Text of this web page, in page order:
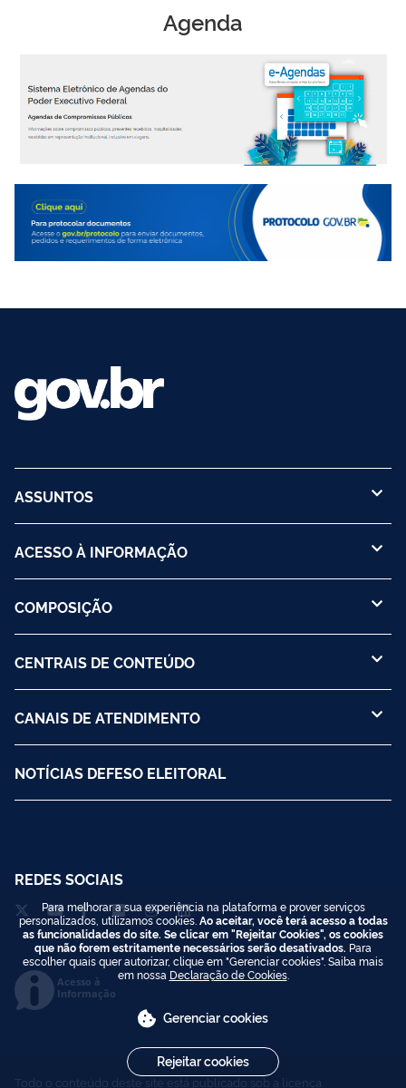
Agenda
ASSUNTOS
ACESSO À INFORMAÇÃO
COMPOSIÇÃO
CENTRAIS DE CONTEÚDO
CANAIS DE ATENDIMENTO
NOTÍCIAS DEFESO ELEITORAL
REDES SOCIAIS
Acesso à
Informação
Todo o conteúdo deste site está publicado sob a licença
Para melhorar a sua experiência na plataforma e prover serviços
personalizados, utilizamos cookies. Ao aceitar, você terá acesso a todas
as funcionalidades do site. Se clicar em "Rejeitar Cookies", os cookies
que não forem estritamente necessários serão desativados. Para
escolher quais quer autorizar, clique em "Gerenciar cookies". Saiba mais
em nossa Declaração de Cookies.
Gerenciar cookies
Rejeitar cookies